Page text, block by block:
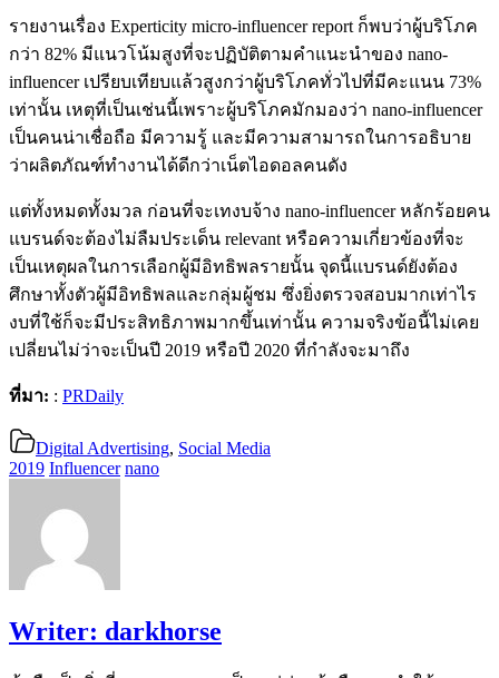
รายงานเรื่อง Experticity micro-influencer report ก็พบว่าผู้บริโภค
กว่า 82% มีแนวโน้มสูงที่จะปฏิบัติตามคำแนะนำของ nano-
influencer เปรียบเทียบแล้วสูงกว่าผู้บริโภคทั่วไปที่มีคะแนน 73%
เท่านั้น เหตุที่เป็นเช่นนี้เพราะผู้บริโภคมักมองว่า nano-influencer
เป็นคนน่าเชื่อถือ มีความรู้ และมีความสามารถในการอธิบาย
ว่าผลิตภัณฑ์ทำงานได้ดีกว่าเน็ตไอดอลคนดัง
แต่ทั้งหมดทั้งมวล ก่อนที่จะเทงบจ้าง nano-influencer หลักร้อยคน
แบรนด์จะต้องไม่ลืมประเด็น relevant หรือความเกี่ยวข้องที่จะ
เป็นเหตุผลในการเลือกผู้มีอิทธิพลรายนั้น จุดนี้แบรนด์ยังต้อง
ศึกษาทั้งตัวผู้มีอิทธิพลและกลุ่มผู้ชม ซึ่งยิ่งตรวจสอบมากเท่าไร
งบที่ใช้ก็จะมีประสิทธิภาพมากขึ้นเท่านั้น ความจริงข้อนี้ไม่เคย
เปลี่ยนไม่ว่าจะเป็นปี 2019 หรือปี 2020 ที่กำลังจะมาถึง
ที่มา: : PRDaily
Digital Advertising, Social Media
2019 Influencer nano
Writer: darkhorse